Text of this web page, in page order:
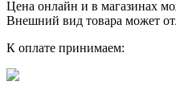
Цена онлайн и в магазинах
Внешний вид товара может
К оплате принимаем: